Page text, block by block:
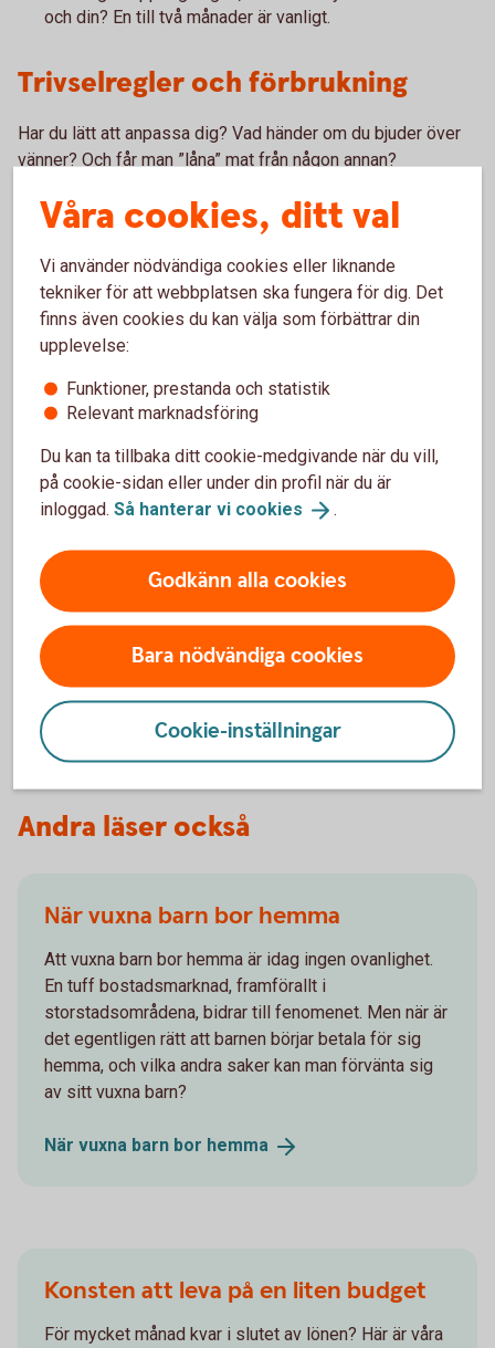
och din? En till två månader är vanligt.
Trivselregler och förbrukning
Har du lätt att anpassa dig? Vad händer om du bjuder över
vänner? Och får man ”låna” mat från någon annan?
När man bor i kollektiv finns det normalt flera gemensamma
ytor, som kök, badrum och vardagsrum. Prata och kom
överens om trivselregler, städdagar och underhåll.
Att vara inneboende hos någon annan eller kanske hemma
hos föräldrar kan spara pengar jämfört med ett eget
boende. Men det kan vara lätt att glömma bort att föräldrar
betalar din elförbrukning, mat om du äter hemma, tv,
streamingtjänster, försäkringar och andra utgifter som är
Våra tjänster för dig 18-21
När du fyllt 18 år kan du bli Nyckelkund helt utan
kostnad. Du får en rad tjänster som gör att du kan
sköta din ekonomi själv.
Nyckelkund18-21
Andra läser också
När vuxna barn bor hemma
Att vuxna barn bor hemma är idag ingen ovanlighet.
En tuff bostadsmarknad, framförallt i
storstadsområdena, bidrar till fenomenet. Men när är
det egentligen rätt att barnen börjar betala för sig
hemma, och vilka andra saker kan man förvänta sig
av sitt vuxna barn?
När vuxna barn bor hemma
Konsten att leva på en liten budget
För mycket månad kvar i slutet av lönen? Här är våra
Våra cookies, ditt val
Vi använder nödvändiga cookies eller liknande
tekniker för att webbplatsen ska fungera för dig. Det
finns även cookies du kan välja som förbättrar din
upplevelse:
Funktioner, prestanda och statistik
Relevant marknadsföring
Du kan ta tillbaka ditt cookie-medgivande när du vill,
på cookie-sidan eller under din profil när du är
inloggad. Så hanterar vi cookies .
Godkänn alla cookies
Bara nödvändiga cookies
Cookie-inställningar